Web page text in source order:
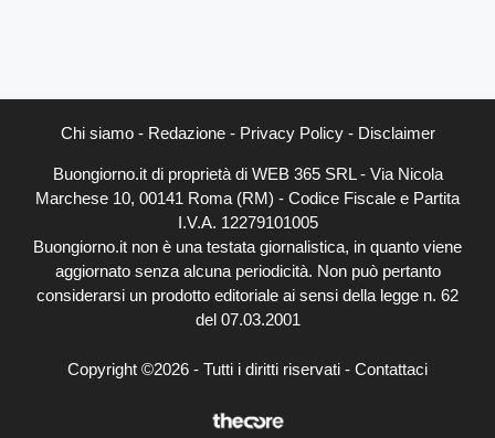
Chi siamo- Redazione- Privacy Policy- Disclaimer
Buongiorno.it di proprietà di WEB 365 SRL - Via Nicola
Marchese 10, 00141 Roma (RM) - Codice Fiscale e Partita
I.V.A. 12279101005
Buongiorno.it non è una testata giornalistica, in quanto viene
aggiornato senza alcuna periodicità. Non può pertanto
considerarsi un prodotto editoriale ai sensi della legge n. 62
del 07.03.2001
Copyright ©2026 - Tutti i diritti riservati - Contattaci